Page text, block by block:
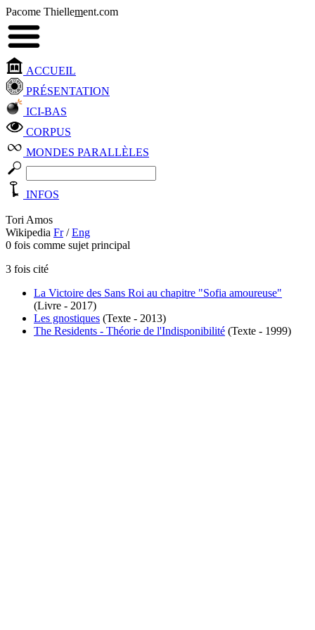
Pacome Thiellement.com
ACCUEIL
PRÉSENTATION
ICI-BAS
CORPUS
MONDES PARALLÈLES
INFOS
Tori Amos
Wikipedia Fr/Eng
0 fois comme sujet principal
3 fois cité
La Victoire des Sans Roi au chapitre "Sofia amoureuse"
(Livre - 2017)
Les gnostiques (Texte - 2013)
The Residents - Théorie de l'Indisponibilité (Texte - 1999)